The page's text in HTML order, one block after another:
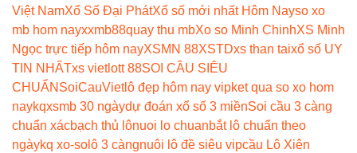
Việt NamXổ Số Đại PhátXổ số mới nhất Hôm Nayso xo
mb hom nayxxmb88quay thu mbXo so Minh ChinhXS Minh
Ngọc trực tiếp hôm nayXSMN 88XSTDxs than taixổ số UY
TIN NHẤTxs vietlott 88SOI CẦU SIÊU
CHUẨN SoiCauVietlô đẹp hôm nay vipket qua so xo hom
naykqxsmb 30 ngàydự đoán xổ số 3 miềnSoi cầu 3 càng
chuẩn xácbạch thủ lônuoi lo chuanbắt lô chuẩn theo
ngàykq xo-so lô 3 càngnuôi lô đề siêu vipcầu Lô Xiên